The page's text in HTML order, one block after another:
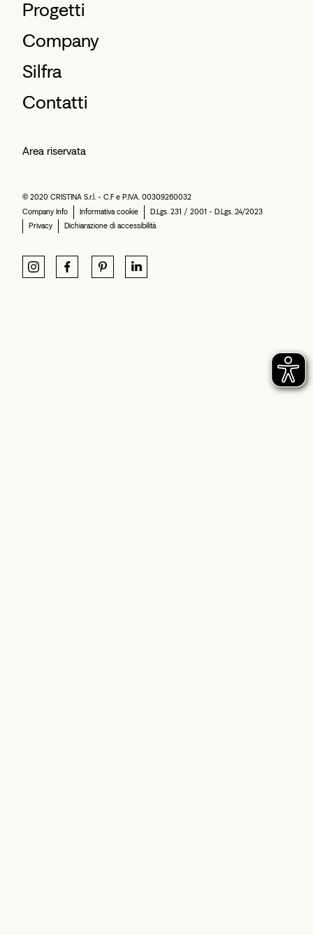
Progetti
Company
Silfra
Contatti
Area riservata
© 2020 CRISTINA S.r.l. - C.F e P.IVA. 00309260032
Company Info
Informativa cookie
D.Lgs. 231 / 2001 - D.Lgs. 24/2023
Privacy
Dichiarazione di accessibilità